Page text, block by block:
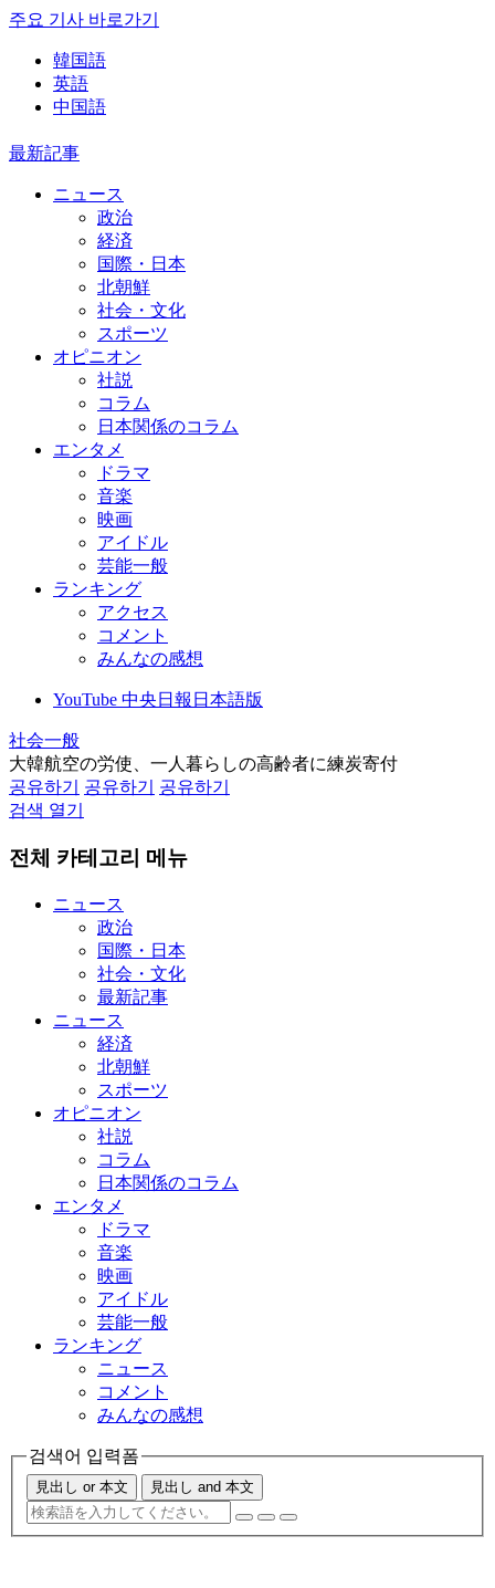
주요 기사 바로가기
韓国語
英語
中国語
最新記事
ニュース
政治
経済
国際・日本
北朝鮮
社会・文化
スポーツ
オピニオン
社説
コラム
日本関係のコラム
エンタメ
ドラマ
音楽
映画
アイドル
芸能一般
ランキング
アクセス
コメント
みんなの感想
YouTube 中央日報日本語版
社会一般
大韓航空の労使、一人暮らしの高齢者に練炭寄付
공유하기
공유하기
공유하기
검색 열기
전체 카테고리 메뉴
ニュース
政治
国際・日本
社会・文化
最新記事
ニュース
経済
北朝鮮
スポーツ
オピニオン
社説
コラム
日本関係のコラム
エンタメ
ドラマ
音楽
映画
アイドル
芸能一般
ランキング
ニュース
コメント
みんなの感想
검색어 입력폼
見出し or 本文 見出し and 本文